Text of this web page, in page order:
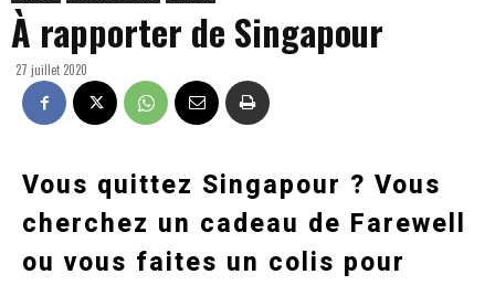
À rapporter de Singapour
27 juillet 2020
Vous quittez Singapour ? Vous
cherchez un cadeau de Farewell
ou vous faites un colis pour